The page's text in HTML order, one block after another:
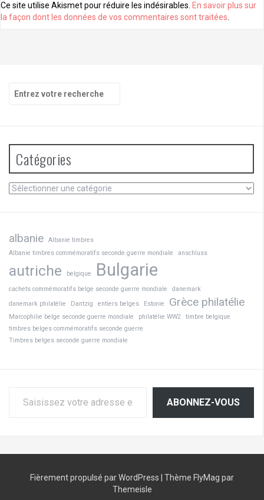
Ce site utilise Akismet pour réduire les indésirables. En savoir plus sur
la façon dont les données de vos commentaires sont traitées.
Recherche
pour
Catégories
Catégories
albanie
Albanie timbres
Albanie timbres commémoratifs seconde guerre mondiale
anschluss
autriche belgique Bulgarie
cachets commémoratifs belge seconde guerre mondiale
danemark
danemark philatélie
Dantzig entiers belges Estonie Grèce philatélie
Marcophilie belge seconde guerre mondiale philatélie WW2
timbre belgique
timbres belges commémoratifs seconde guerre
Timbres belges seconde guerre mondiale
ABONNEZ-VOUS
Fièrement propulsé par WordPress Thème FlyMag par
Themeisle